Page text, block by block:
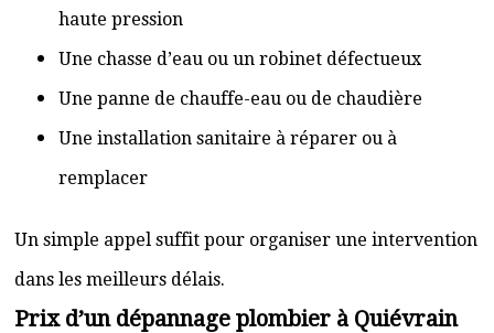
haute pression
Une chasse d’eau ou un robinet défectueux
Une panne de chauffe-eau ou de chaudière
Une installation sanitaire à réparer ou à
remplacer
Un simple appel suffit pour organiser une intervention
dans les meilleurs délais.
Prix d’un dépannage plombier à Quiévrain